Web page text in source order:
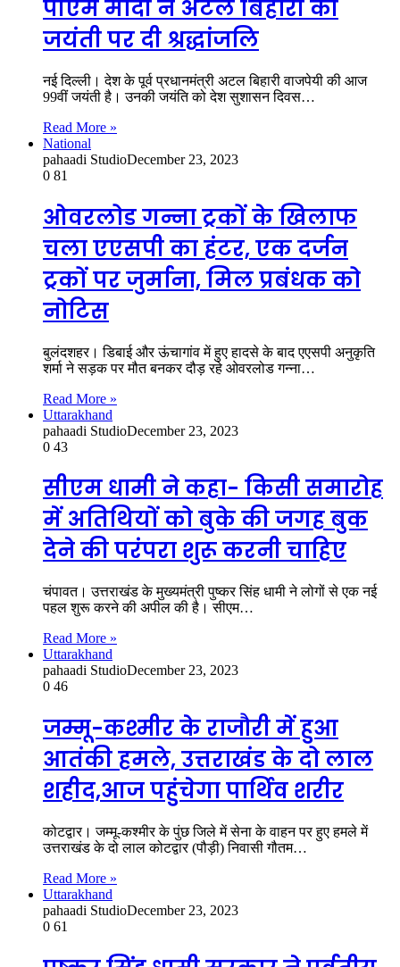
पीएम मोदी ने अटल बिहारी की
जयंती पर दी श्रद्धांजलि
नई दिल्ली। देश के पूर्व प्रधानमंत्री अटल बिहारी वाजपेयी की आज
99वीं जयंती है। उनकी जयंति को देश सुशासन दिवस…
Read More »
National
pahaadi StudioDecember 23, 2023
0 81
ओवरलोड गन्ना ट्रकों के खिलाफ
चला एएसपी का हंटर, एक दर्जन
ट्रकों पर जुर्माना, मिल प्रबंधक को
नोटिस
बुलंदशहर। डिबाई और ऊंचागांव में हुए हादसे के बाद एएसपी अनुकृति
शर्मा ने सड़क पर मौत बनकर दौड़ रहे ओवरलोड गन्ना…
Read More »
Uttarakhand
pahaadi StudioDecember 23, 2023
0 43
सीएम धामी ने कहा- किसी समारोह
में अतिथियों को बुके की जगह बुक
देने की परंपरा शुरू करनी चाहिए
चंपावत। उत्तराखंड के मुख्यमंत्री पुष्कर सिंह धामी ने लोगों से एक नई
पहल शुरू करने की अपील की है। सीएम…
Read More »
Uttarakhand
pahaadi StudioDecember 23, 2023
0 46
जम्मू-कश्मीर के राजौरी में हुआ
आतंकी हमले, उत्तराखंड के दो लाल
शहीद,आज पहुंचेगा पार्थिव शरीर
कोटद्वार। जम्मू-कश्मीर के पुंछ जिले में सेना के वाहन पर हुए हमले में
उत्तराखंड के दो लाल कोटद्वार (पौड़ी) निवासी गौतम…
Read More »
Uttarakhand
pahaadi StudioDecember 23, 2023
0 61